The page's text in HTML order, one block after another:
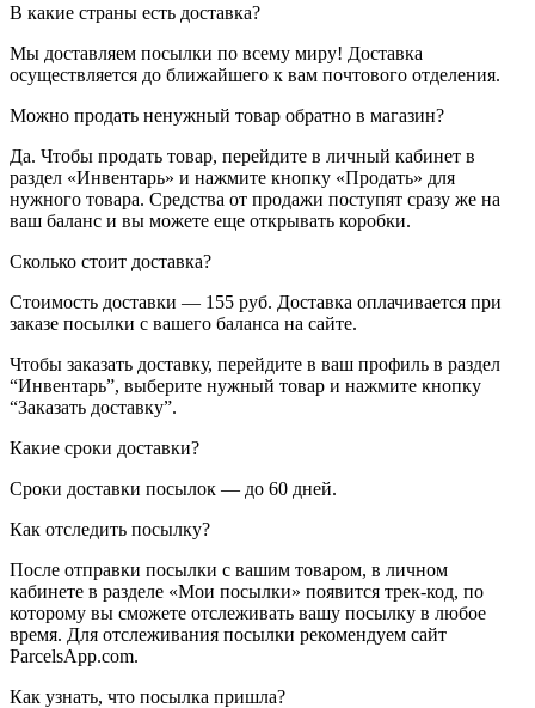
В какие страны есть доставка?
Мы доставляем посылки по всему миру! Доставка
осуществляется до ближайшего к вам почтового отделения.
Можно продать ненужный товар обратно в магазин?
Да. Чтобы продать товар, перейдите в личный кабинет в
раздел «Инвентарь» и нажмите кнопку «Продать» для
нужного товара. Средства от продажи поступят сразу же на
ваш баланс и вы можете еще открывать коробки.
Сколько стоит доставка?
Стоимость доставки — 155 руб. Доставка оплачивается при
заказе посылки с вашего баланса на сайте.
Чтобы заказать доставку, перейдите в ваш профиль в раздел
“Инвентарь”, выберите нужный товар и нажмите кнопку
“Заказать доставку”.
Какие сроки доставки?
Сроки доставки посылок — до 60 дней.
Как отследить посылку?
После отправки посылки с вашим товаром, в личном
кабинете в разделе «Мои посылки» появится трек-код, по
которому вы сможете отслеживать вашу посылку в любое
время. Для отслеживания посылки рекомендуем сайт
ParcelsApp.com.
Как узнать, что посылка пришла?